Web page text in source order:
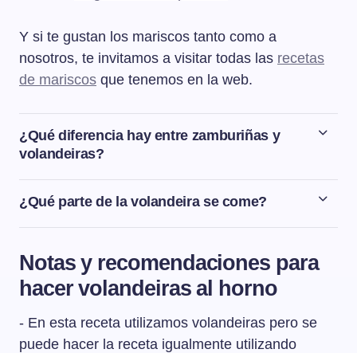
Y si te gustan los mariscos tanto como a
nosotros, te invitamos a visitar todas las recetas
de mariscos que tenemos en la web.
¿Qué diferencia hay entre zamburiñas y
volandeiras?
Para diferenciar las zamburiñas de las volandeiras
tendremos que fijarnos en los siguientes aspectos:
prácticamente negro. La concha de la volandeira
es redonda y de un color marrón, más o menos
oscuro.
iguales, si no que una es mucho más grande que
¿Qué parte de la volandeira se come?
Las partes que se comen de la volandeira son el
la gónada o coral, que es lo que está pegado al músculo
y es de un color naranja intenso.
Notas y recomendaciones para
hacer volandeiras al horno
- En esta receta utilizamos volandeiras pero se
puede hacer la receta igualmente utilizando